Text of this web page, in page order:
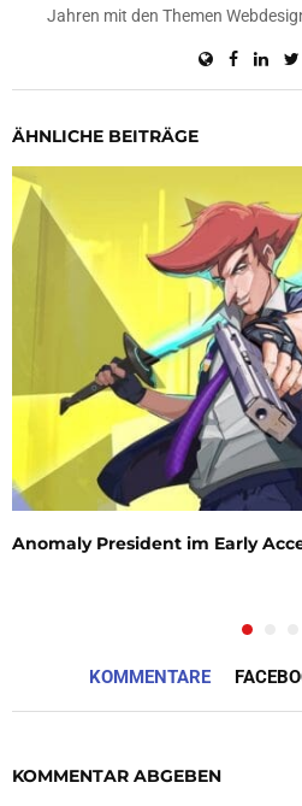
Jahren mit den Themen
ÄHNLICHE BEITRÄGE
Anomaly President im Early
KOMMENTARE
KOMMENTAR ABGEBEN